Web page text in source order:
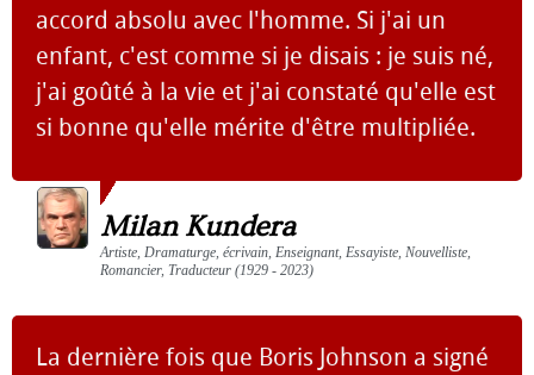
accord absolu avec l'homme. Si j'ai un
enfant, c'est comme si je disais : je suis né,
j'ai goûté à la vie et j'ai constaté qu'elle est
si bonne qu'elle mérite d'être multipliée.
Milan Kundera
Artiste, Dramaturge, écrivain, Enseignant, Essayiste, Nouvelliste,
Romancier, Traducteur (1929 - 2023)
La dernière fois que Boris Johnson a signé